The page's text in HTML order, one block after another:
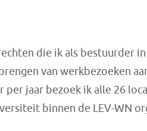
die ik als bestuurder
van werkbezoeken
per jaar bezoek ik alle 26
binnen de LEV-WN